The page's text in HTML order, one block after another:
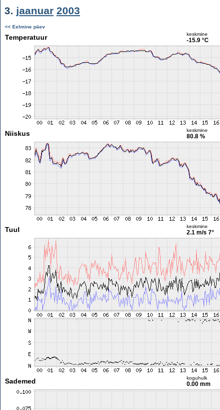
3. jaanuar 2003
<< Eelmine päev
Temperatuur keskmine
-15.9 °C
Niiskus keskmine
80.8 %
Tuul keskmine
2.1 m/s 7°
Sademed koguhulk
0.00 mm